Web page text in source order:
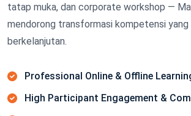
tatap muka, dan corporate workshop —
mendorong transformasi kompetensi yang
berkelanjutan.
Professional Online & Offline
High Participant Engagement &